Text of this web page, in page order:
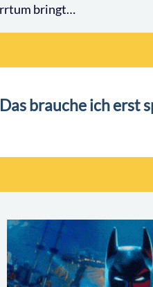
bringt…
Das brauche ich erst